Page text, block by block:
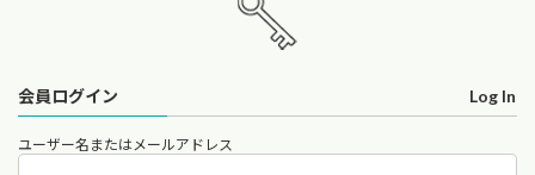
会員ログイン Log In
ユーザー名またはメールアドレス